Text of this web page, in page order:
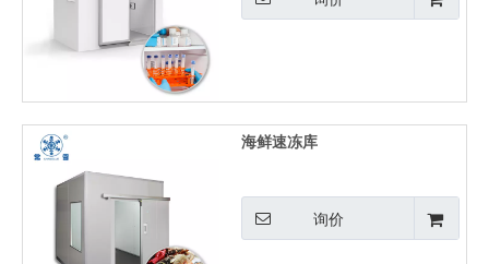
海鲜速冻库
询价